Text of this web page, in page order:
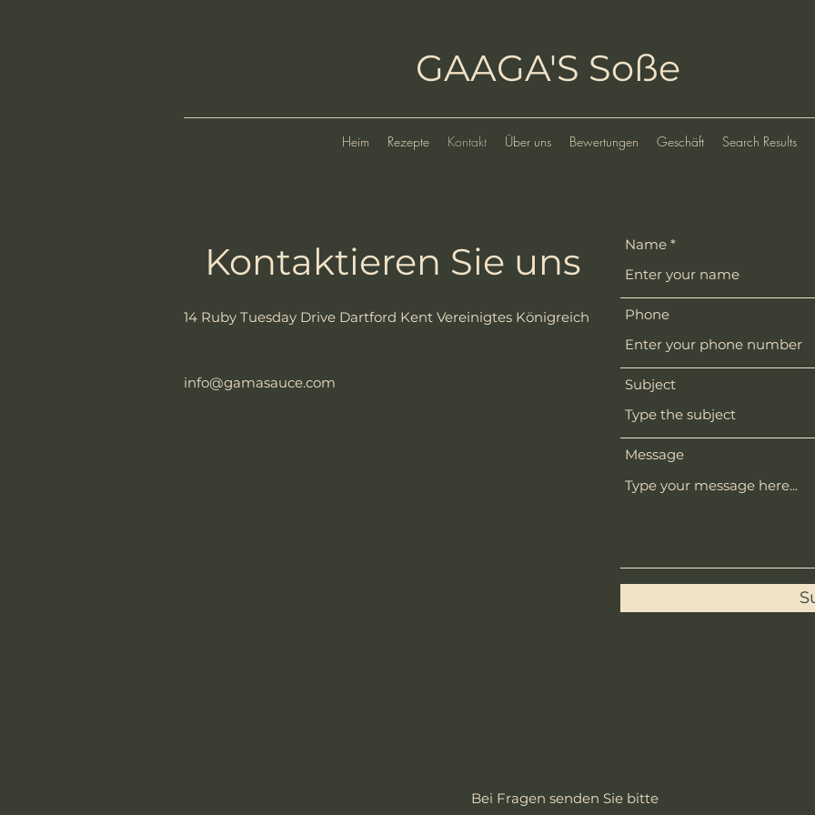
GAAGA'S Soße
Heim Rezepte Kontakt Über uns Bewertungen Geschäft Search Results
Kontaktieren Sie uns
14 Ruby Tuesday Drive Dartford Kent Vereinigtes Königreich
info@gamasauce.com
Name
Phone
Subject
Message
Bei Fragen senden Sie bitte